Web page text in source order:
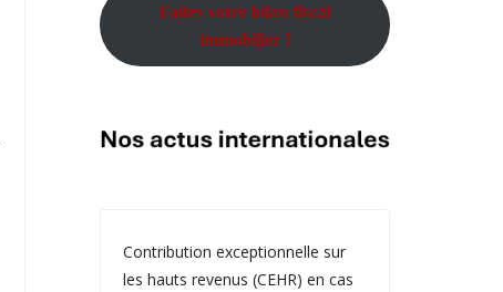
Faites votre bilan fiscal
immobilier !
Contribution exceptionnelle sur
les hauts revenus (CEHR) en cas